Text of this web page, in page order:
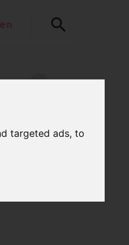
targeted ads, to
0